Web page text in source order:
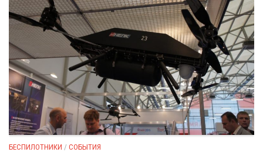
БЕСПИЛОТНИКИ / СОБЫТИЯ